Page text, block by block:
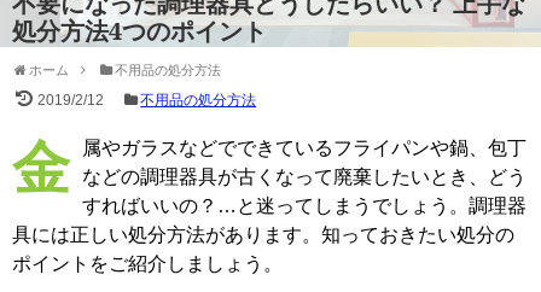
処分方法4つのポイント
ホーム 不用品の処分方法
2019/2/12 不用品の処分方法
金属やガラスなどでできているフライパンや鍋、包丁
などの調理器具が古くなって廃棄したいとき、どう
すればいいの？…と迷ってしまうでしょう。調理器
具には正しい処分方法があります。知っておきたい処分の
ポイントをご紹介しましょう。